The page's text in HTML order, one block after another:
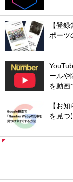
【登
ポーツ
ールや
を動画
【お
を見つ